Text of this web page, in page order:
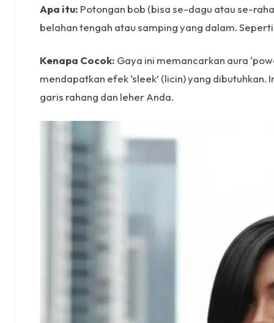
Apa itu: Potongan bob (bisa se-dagu atau se-
belahan tengah atau samping yang dalam.
Kenapa Cocok: Gaya ini memancarkan aura
mendapatkan efek ‘sleek’ (licin) yang
garis rahang dan leher Anda.